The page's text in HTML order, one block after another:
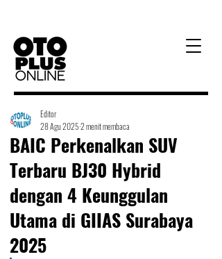
BAIC Perkenalkan SUV
Terbaru BJ30 Hybrid
dengan 4 Keunggulan
Utama di GIIAS Surabaya
2025
Editor
28 Agu 20252 menit membaca